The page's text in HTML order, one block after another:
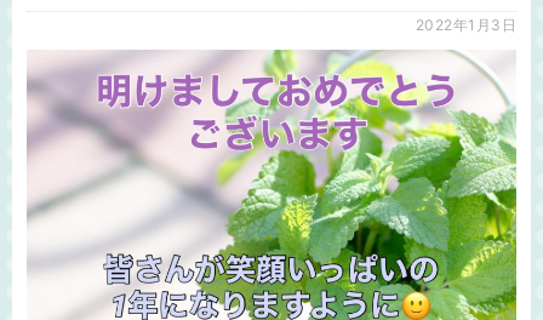
2022年1月3日